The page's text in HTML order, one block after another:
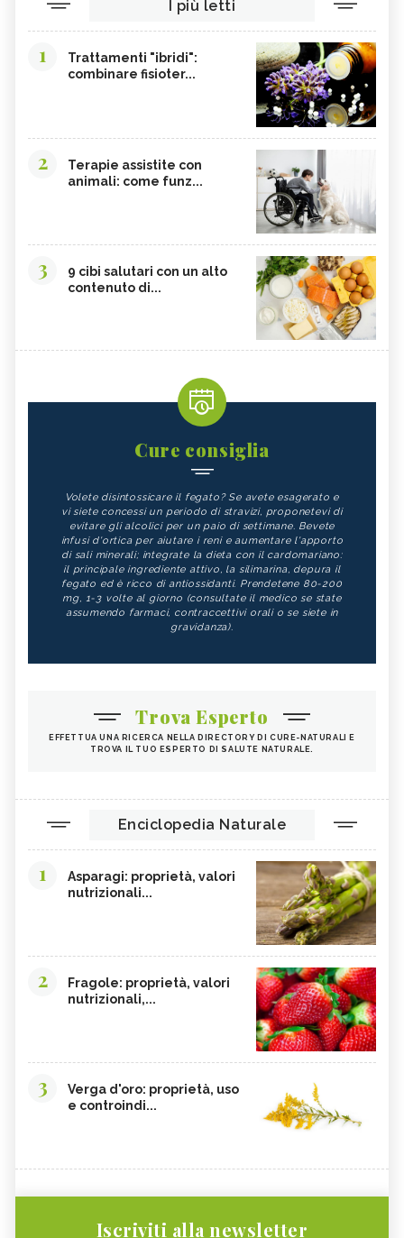
I più letti
1
Trattamenti "ibridi":
combinare fisioter...
2
Terapie assistite con
animali: come funz...
3
9 cibi salutari con un alto
contenuto di...
Cure consiglia
Volete disintossicare il fegato? Se avete esagerato e
vi siete concessi un periodo di stravizi, proponetevi di
evitare gli alcolici per un paio di settimane. Bevete
infusi d'ortica per aiutare i reni e aumentare l'apporto
di sali minerali; integrate la dieta con il cardomariano:
il principale ingrediente attivo, la silimarina, depura il
fegato ed è ricco di antiossidanti. Prendetene 80-200
mg, 1-3 volte al giorno (consultate il medico se state
assumendo farmaci, contraccettivi orali o se siete in
gravidanza).
Trova Esperto
EFFETTUA UNA RICERCA NELLA DIRECTORY DI CURE-NATURALI E
TROVA IL TUO ESPERTO DI SALUTE NATURALE.
Enciclopedia Naturale
1
Asparagi: proprietà, valori
nutrizionali...
2
Fragole: proprietà, valori
nutrizionali,...
3
Verga d'oro: proprietà, uso
e controindi...
Iscriviti alla newsletter